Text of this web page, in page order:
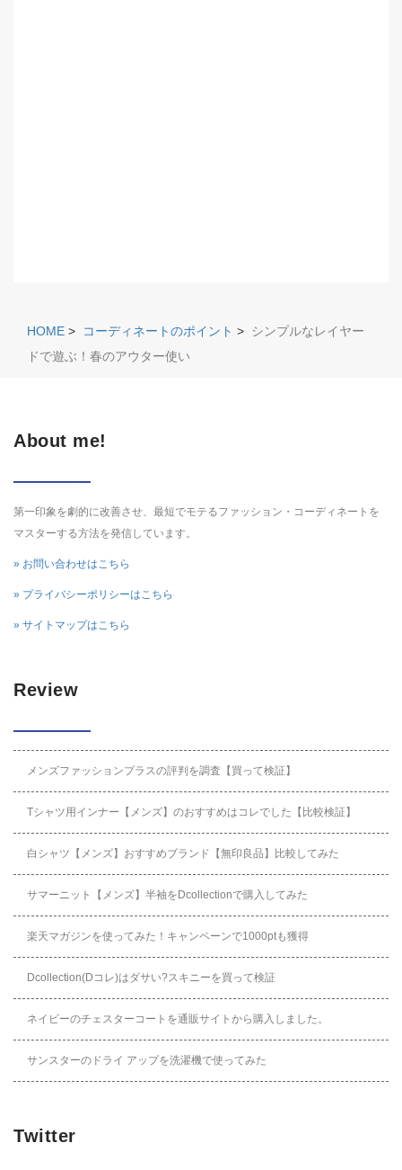
HOME > コーディネートのポイント >
シンプルなレイヤー
ドで遊ぶ！春のアウター使い
About me!
第一印象を劇的に改善させ、最短でモテるファッション・コーディネートを
マスターする方法を発信しています。
» お問い合わせはこちら
» プライバシーポリシーはこちら
» サイトマップはこちら
Review
メンズファッションプラスの評判を調査【買って検証】
Tシャツ用インナー【メンズ】のおすすめはコレでした【比較検証】
白シャツ【メンズ】おすすめブランド【無印良品】比較してみた
サマーニット【メンズ】半袖をDcollectionで購入してみた
楽天マガジンを使ってみた！キャンペーンで1000ptも獲得
Dcollection(Dコレ)はダサい?スキニーを買って検証
ネイビーのチェスターコートを通販サイトから購入しました。
サンスターのドライ アップを洗濯機で使ってみた
Twitter